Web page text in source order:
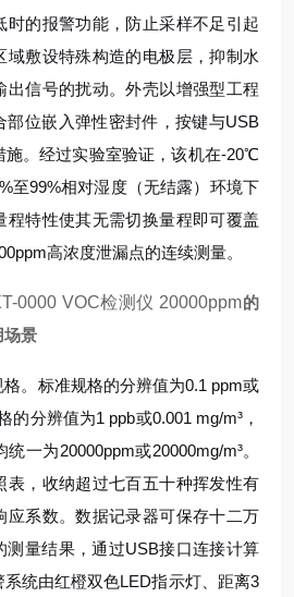
时的报警功能，防止采样不足引起
域敷设特殊构造的电极层，抑制水
出信号的扰动。外壳以增强型工程
部位嵌入弹性密封件，按键与USB
施。经过实验室验证，该机在-20℃
至99%相对湿度（无结露）环境下
程特性使其无需切换量程即可覆盖
高浓度泄漏点的连续测量。
0000 VOC检测仪 20000ppm的
场景
。标准规格的分辨值为0.1 ppm或
的分辨值为1 ppb或0.001 mg/m³，
一为20000ppm或20000mg/m³。
表，收纳超过七百五十种挥发性有
应系数。数据记录器可保存十二万
测量结果，通过USB接口连接计算
统由红橙双色LED指示灯、距离3